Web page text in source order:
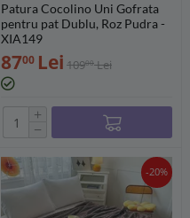
Patura Cocolino Uni Gofrata
pentru pat Dublu, Roz Pudra -
XIA149
8700 Lei 10900 Lei
+
−
-20%